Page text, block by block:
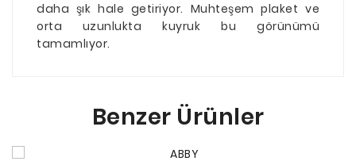
daha şık hale getiriyor. Muhteşem plaket ve
orta uzunlukta kuyruk bu görünümü
tamamlıyor.
Benzer Ürünler